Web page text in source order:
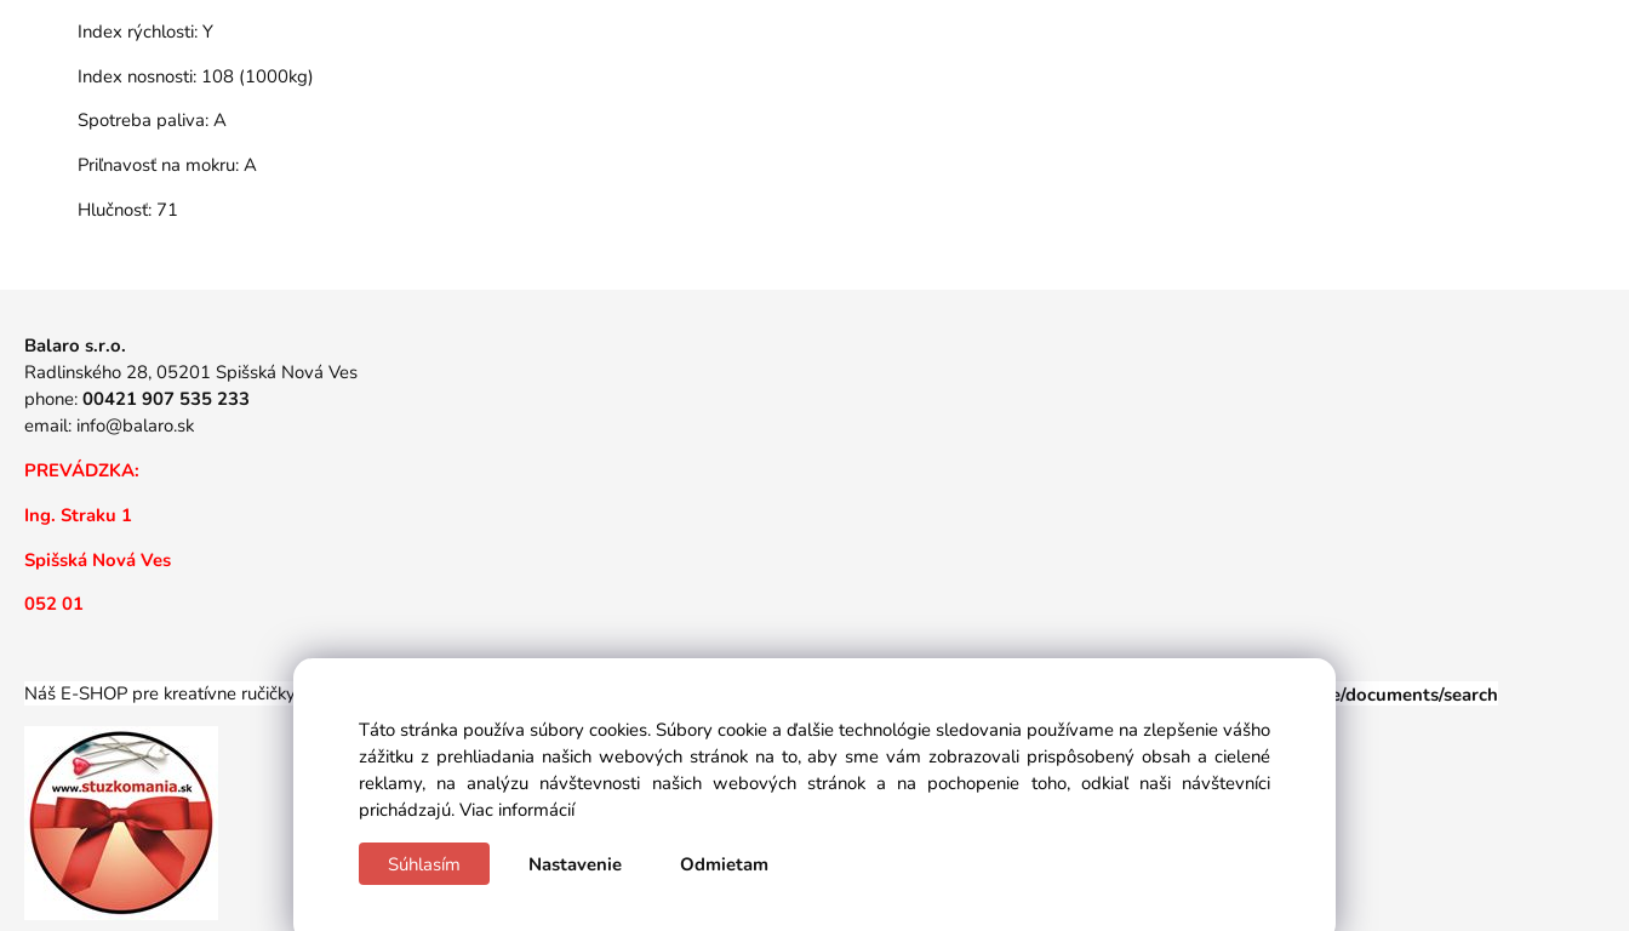
Index rýchlosti:Y
Index nosnosti:108 (1000kg)
Spotreba paliva:A
Priľnavosť na mokru:A
Hlučnosť:71
Balaro s.r.o.
Radlinského 28, 05201 Spišská Nová Ves
phone: 00421 907 535 233
email: info@balaro.sk
PREVÁDZKA:
Ing. Straku 1
Spišská Nová Ves
052 01
Náš E-SHOP pre kreatívne ručičky... Náš E-SHOP športových potrieb a oblečenia...
/eshop/user-profile/documents/search
Táto stránka používa súbory cookies. Súbory cookie a ďalšie technológie sledovania používame na zlepšenie vášho
zážitku z prehliadania našich webových stránok na to, aby sme vám zobrazovali prispôsobený obsah a cielené
reklamy, na analýzu návštevnosti našich webových stránok a na pochopenie toho, odkiaľ naši návštevníci
prichádzajú. Viac informácií
Súhlasím Nastavenie Odmietam